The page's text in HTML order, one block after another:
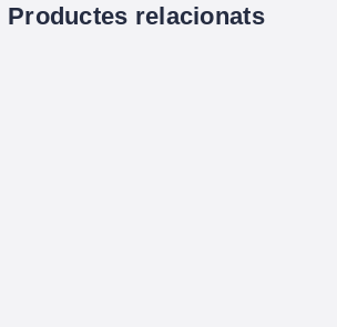
Productes relacionats